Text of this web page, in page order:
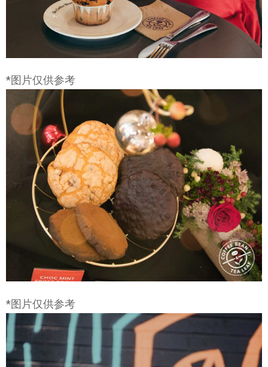
*图片仅供参考
*图片仅供参考